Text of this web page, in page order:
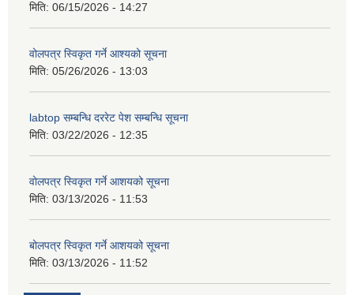
मिति: 06/15/2026 - 14:27
वोलपत्र स्विकृत गर्ने आश्यको सूचना
मिति: 05/26/2026 - 13:03
labtop सम्बन्धि दररेट पेश सम्बन्धि सूचना
मिति: 03/22/2026 - 12:35
वोलपत्र स्विकृत गर्ने आशयको सूचना
मिति: 03/13/2026 - 11:53
बोलपत्र स्विकृत गर्ने आशयको सूचना
मिति: 03/13/2026 - 11:52